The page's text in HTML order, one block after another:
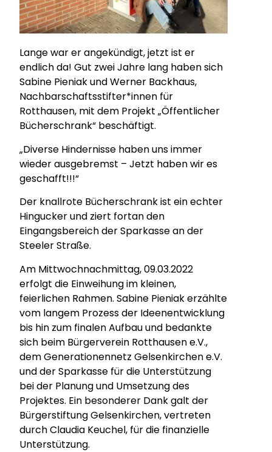
Lange war er angekündigt, jetzt ist er
endlich da! Gut zwei Jahre lang haben sich
Sabine Pieniak und Werner Backhaus,
Nachbarschaftsstifter*innen für
Rotthausen, mit dem Projekt „Öffentlicher
Bücherschrank“ beschäftigt.
„Diverse Hindernisse haben uns immer
wieder ausgebremst – Jetzt haben wir es
geschafft!!!“
Der knallrote Bücherschrank ist ein echter
Hingucker und ziert fortan den
Eingangsbereich der Sparkasse an der
Steeler Straße.
Am Mittwochnachmittag, 09.03.2022
erfolgt die Einweihung im kleinen,
feierlichen Rahmen. Sabine Pieniak erzählte
vom langem Prozess der Ideenentwicklung
bis hin zum finalen Aufbau und bedankte
sich beim Bürgerverein Rotthausen e.V.,
dem Generationennetz Gelsenkirchen e.V.
und der Sparkasse für die Unterstützung
bei der Planung und Umsetzung des
Projektes. Ein besonderer Dank galt der
Bürgerstiftung Gelsenkirchen, vertreten
durch Claudia Keuchel, für die finanzielle
Unterstützung.